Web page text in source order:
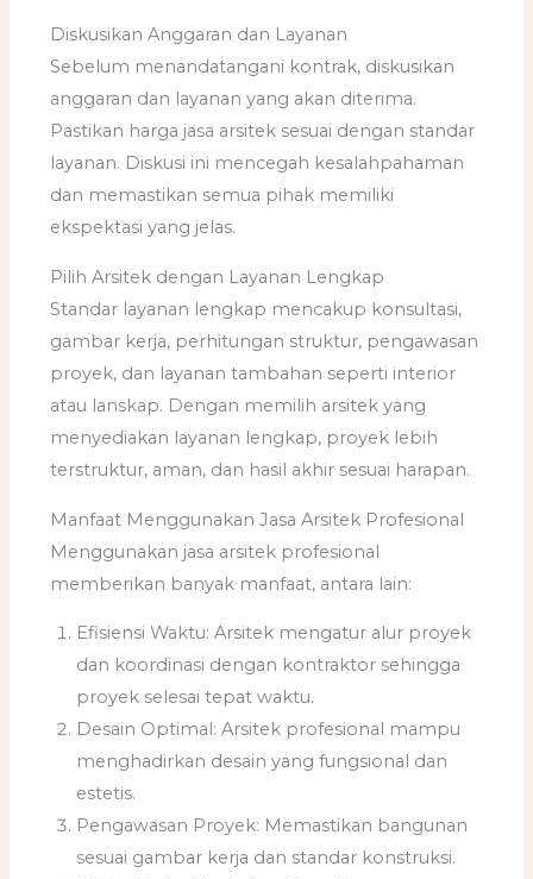
Diskusikan Anggaran dan Layanan
Sebelum menandatangani kontrak, diskusikan
anggaran dan layanan yang akan diterima.
Pastikan harga jasa arsitek sesuai dengan standar
layanan. Diskusi ini mencegah kesalahpahaman
dan memastikan semua pihak memiliki
ekspektasi yang jelas.
Pilih Arsitek dengan Layanan Lengkap
Standar layanan lengkap mencakup konsultasi,
gambar kerja, perhitungan struktur, pengawasan
proyek, dan layanan tambahan seperti interior
atau lanskap. Dengan memilih arsitek yang
menyediakan layanan lengkap, proyek lebih
terstruktur, aman, dan hasil akhir sesuai harapan.
Manfaat Menggunakan Jasa Arsitek Profesional
Menggunakan jasa arsitek profesional
memberikan banyak manfaat, antara lain:
Efisiensi Waktu: Arsitek mengatur alur proyek
dan koordinasi dengan kontraktor sehingga
proyek selesai tepat waktu.
Desain Optimal: Arsitek profesional mampu
menghadirkan desain yang fungsional dan
estetis.
Pengawasan Proyek: Memastikan bangunan
sesuai gambar kerja dan standar konstruksi.